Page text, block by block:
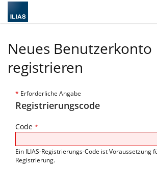
Neues Benutzerkonto
registrieren
* Erforderliche Angabe
Registrierungscode
Code *
Ein ILIAS-Registrierungs-Code ist Voraussetzung
Registrierung.